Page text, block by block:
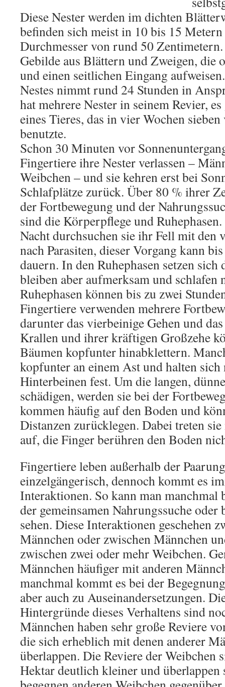
Diese Nester werden im dichten
befinden sich meist in 10 bis 15
Durchmesser von rund 50
Gebilde aus Blättern und Zweigen, die
und einen seitlichen Eingang
Nestes nimmt rund 24 Stunden in
hat mehrere Nester in seinem Revier,
eines Tieres, das in vier Wochen
benutzte.
Schon 30 Minuten vor
Fingertiere ihre Nester verlassen –
Weibchen – und sie kehren erst bei
Schlafplätze zurück. Über 80 % ihrer
der Fortbewegung und der
sind die Körperpflege und
Nacht durchsuchen sie ihr Fell mit den
nach Parasiten, dieser Vorgang kann
dauern. In den Ruhephasen setzen sich
bleiben aber aufmerksam und schlafen
Ruhephasen können bis zu zwei
Fingertiere verwenden mehrere
darunter das vierbeinige Gehen und
Krallen und ihrer kräftigen Großzehe
Bäumen kopfunter hinabklettern.
kopfunter an einem Ast und halten
Hinterbeinen fest. Um die langen,
schädigen, werden sie bei der
kommen häufig auf den Boden und
Distanzen zurücklegen. Dabei treten
auf, die Finger berühren den Boden
Fingertiere leben außerhalb der
einzelgängerisch, dennoch kommt es
Interaktionen. So kann man manchmal
der gemeinsamen Nahrungssuche oder
sehen. Diese Interaktionen geschehen
Männchen oder zwischen Männchen
zwischen zwei oder mehr Weibchen.
Männchen häufiger mit anderen
manchmal kommt es bei der
aber auch zu Auseinandersetzungen.
Hintergründe dieses Verhaltens sind
Männchen haben sehr große Reviere
die sich erheblich mit denen anderer
überlappen. Die Reviere der Weibchen
Hektar deutlich kleiner und überlappen